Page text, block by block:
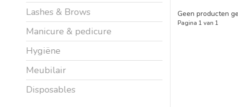
Lashes & Brows
Manicure & pedicure
Hygiëne
Meubilair
Disposables
Geen producten
Pagina 1 van 1